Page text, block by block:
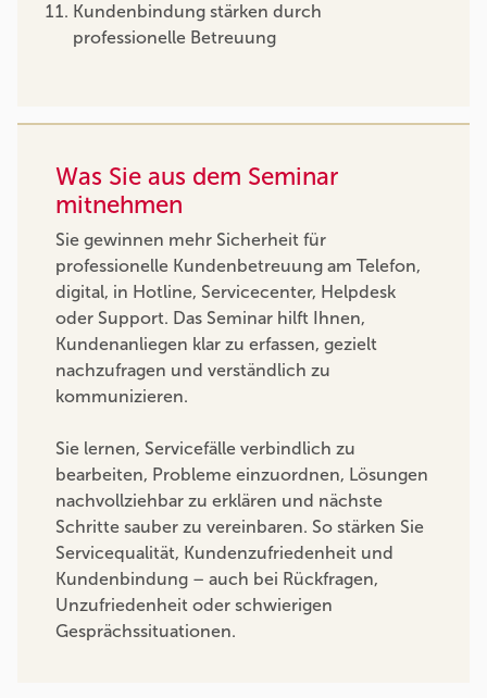
Kundenbindung stärken durch
professionelle Betreuung
Was Sie aus dem Seminar
mitnehmen
Sie gewinnen mehr Sicherheit für
professionelle Kundenbetreuung am Telefon,
digital, in Hotline, Servicecenter, Helpdesk
oder Support. Das Seminar hilft Ihnen,
Kundenanliegen klar zu erfassen, gezielt
nachzufragen und verständlich zu
kommunizieren.
Sie lernen, Servicefälle verbindlich zu
bearbeiten, Probleme einzuordnen, Lösungen
nachvollziehbar zu erklären und nächste
Schritte sauber zu vereinbaren. So stärken Sie
Servicequalität, Kundenzufriedenheit und
Kundenbindung – auch bei Rückfragen,
Unzufriedenheit oder schwierigen
Gesprächssituationen.